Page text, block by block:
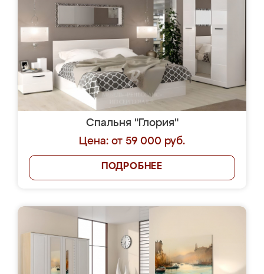
Спальня "Глория"
Цена: от 59 000 руб.
ПОДРОБНЕЕ